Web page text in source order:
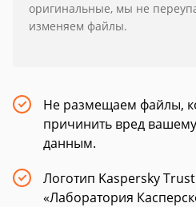
оригинальные, мы не
изменяем файлы.
Не размещаем файлы,
причинить вред
данным.
Логотип Kaspersky
«Лаборатория